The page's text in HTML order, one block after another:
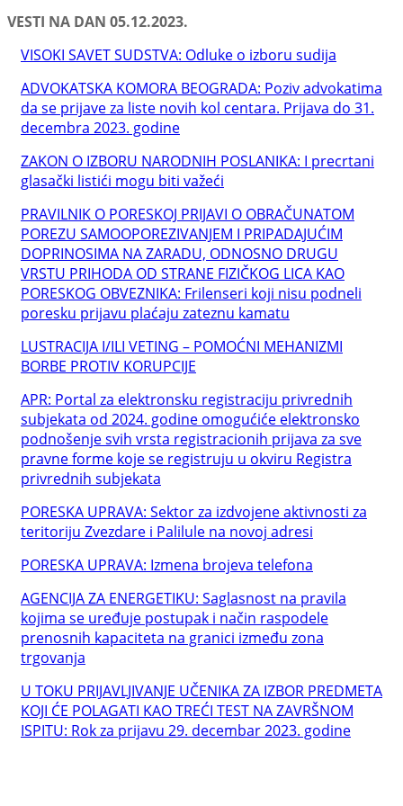
VESTI NA DAN 05.12.2023.
VISOKI SAVET SUDSTVA: Odluke o izboru sudija
ADVOKATSKA KOMORA BEOGRADA: Poziv advokatima
da se prijave za liste novih kol centara. Prijava do 31.
decembra 2023. godine
ZAKON O IZBORU NARODNIH POSLANIKA: I precrtani
glasački listići mogu biti važeći
PRAVILNIK O PORESKOJ PRIJAVI O OBRAČUNATOM
POREZU SAMOOPOREZIVANJEM I PRIPADAJUĆIM
DOPRINOSIMA NA ZARADU, ODNOSNO DRUGU
VRSTU PRIHODA OD STRANE FIZIČKOG LICA KAO
PORESKOG OBVEZNIKA: Frilenseri koji nisu podneli
poresku prijavu plaćaju zateznu kamatu
LUSTRACIJA I/ILI VETING – POMOĆNI MEHANIZMI
BORBE PROTIV KORUPCIJE
APR: Portal za elektronsku registraciju privrednih
subjekata od 2024. godine omogućiće elektronsko
podnošenje svih vrsta registracionih prijava za sve
pravne forme koje se registruju u okviru Registra
privrednih subjekata
PORESKA UPRAVA: Sektor za izdvojene aktivnosti za
teritoriju Zvezdare i Palilule na novoj adresi
PORESKA UPRAVA: Izmena brojeva telefona
AGENCIJA ZA ENERGETIKU: Saglasnost na pravila
kojima se uređuje postupak i način raspodele
prenosnih kapaciteta na granici između zona
trgovanja
U TOKU PRIJAVLJIVANJE UČENIKA ZA IZBOR PREDMETA
KOJI ĆE POLAGATI KAO TREĆI TEST NA ZAVRŠNOM
ISPITU: Rok za prijavu 29. decembar 2023. godine